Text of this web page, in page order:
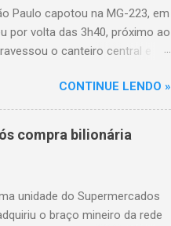
Paulo capotou na MG-223, em
por volta das 3h40, próximo ao
o canteiro central e
as causas do acidente.
CONTINUE LENDO »
compra bilionária
unidade do Supermercados
o braço mineiro da rede